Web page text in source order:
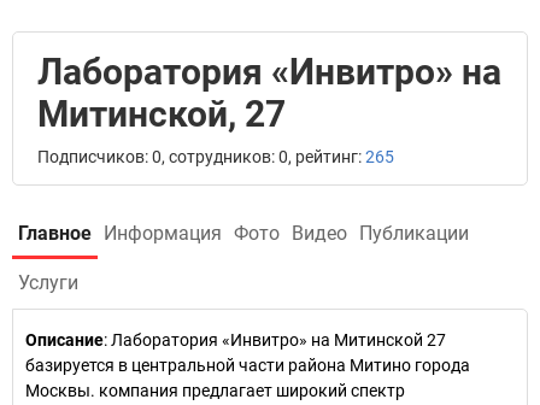
Лаборатория «Инвитро» на
Митинской, 27
Подписчиков: 0, сотрудников: 0, рейтинг:265
Главное Информация Фото Видео Публикации
Услуги
Описание: Лаборатория «Инвитро» на Митинской 27
базируется в центральной части района Митино города
Москвы. компания предлагает широкий спектр